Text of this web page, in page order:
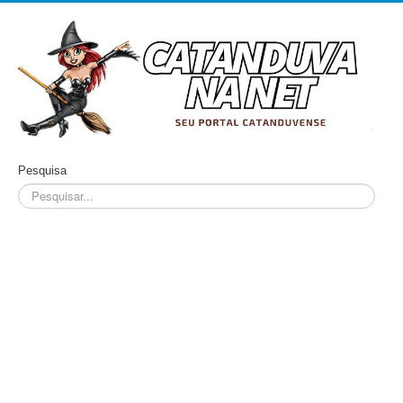
Pesquisa